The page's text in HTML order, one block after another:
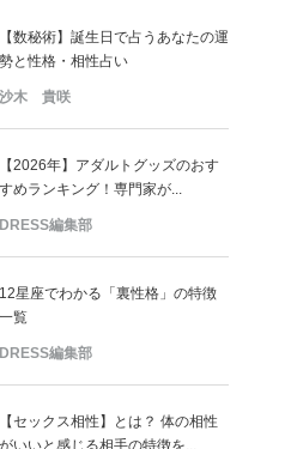
【数秘術】誕生日で占うあなたの運
勢と性格・相性占い
沙木 貴咲
【2026年】アダルトグッズのおす
すめランキング！専門家が...
DRESS編集部
12星座でわかる「裏性格」の特徴
一覧
DRESS編集部
【セックス相性】とは？ 体の相性
がいいと感じる相手の特徴を...